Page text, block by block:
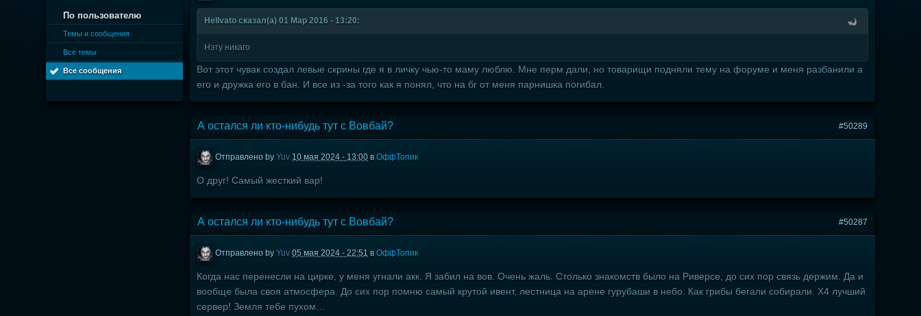
По пользователю
Темы и сообщения
Все темы
Все сообщения
Hellvato сказал(а) 01 Мар 2016 - 13:20:
Нэту никаго
Вот этот чувак создал левые скрины где я в личку чью-то маму люблю. Мне перм дали, но товарищи подняли тему на форуме и меня разбанили а
его и дружка его в бан. И все из -за того как я понял, что на бг от меня парнишка погибал.
#50289
А остался ли кто-нибудь тут с Вовбай?
Отправлено byYuv 10 мая 2024 - 13:00 вОффТопик
О друг! Самый жесткий вар!
#50287
А остался ли кто-нибудь тут с Вовбай?
Отправлено byYuv 05 мая 2024 - 22:51 вОффТопик
Когда нас перенесли на цирке, у меня угнали акк. Я забил на вов. Очень жаль. Столько знакомств было на Риверсе, до сих пор связь держим. Да и
вообще была своя атмосфера. До сих пор помню самый крутой ивент, лестница на арене гурубаши в небо. Как грибы бегали собирали. Х4 лучший
сервер! Земля тебе пухом…